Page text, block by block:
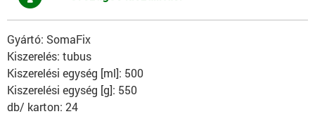
Gyártó: SomaFix
Kiszerelés: tubus
Kiszerelési egység [ml]: 500
Kiszerelési egység [g]: 550
db/ karton: 24